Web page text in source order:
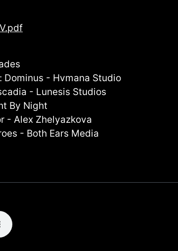
Dominus - Hvmana Studio
- Lunesis Studios
By Night
- Alex Zhelyazkova
- Both Ears Media